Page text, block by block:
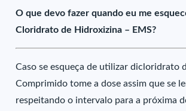
O que devo fazer quando eu me
Cloridrato de Hidroxizina – EMS?
Caso se esqueça de utilizar dicloridrato
Comprimido tome a dose assim que se
respeitando o intervalo para a próxima